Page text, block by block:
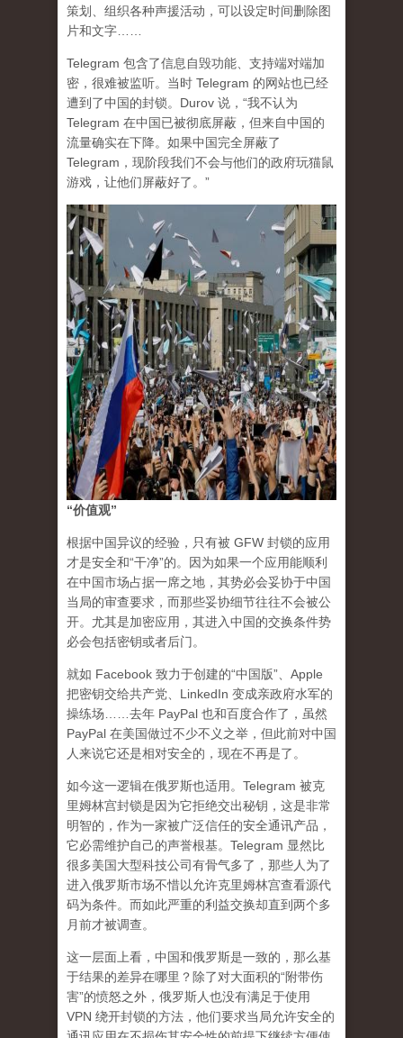
策划、组织各种声援活动，可以设定时间删除图
片和文字……
Telegram 包含了信息自毁功能、支持端对端加
密，很难被监听。当时 Telegram 的网站也已经
遭到了中国的封锁。Durov 说，“我不认为
Telegram 在中国已被彻底屏蔽，但来自中国的
流量确实在下降。如果中国完全屏蔽了
Telegram，现阶段我们不会与他们的政府玩猫鼠
游戏，让他们屏蔽好了。”
“价值观”
根据中国异议的经验，只有被 GFW 封锁的应用
才是安全和“干净”的。因为如果一个应用能顺利
在中国市场占据一席之地，其势必会妥协于中国
当局的审查要求，而那些妥协细节往往不会被公
开。尤其是加密应用，其进入中国的交换条件势
必会包括密钥或者后门。
就如 Facebook 致力于创建的“中国版”、Apple
把密钥交给共产党、LinkedIn 变成亲政府水军的
操练场……去年 PayPal 也和百度合作了，虽然
PayPal 在美国做过不少不义之举，但此前对中国
人来说它还是相对安全的，现在不再是了。
如今这一逻辑在俄罗斯也适用。Telegram 被克
里姆林宫封锁是因为它拒绝交出秘钥，这是非常
明智的，作为一家被广泛信任的安全通讯产品，
它必需维护自己的声誉根基。Telegram 显然比
很多美国大型科技公司有骨气多了，那些人为了
进入俄罗斯市场不惜以允许克里姆林宫查看源代
码为条件。而如此严重的利益交换却直到两个多
月前才被调查。
这一层面上看，中国和俄罗斯是一致的，那么基
于结果的差异在哪里？除了对大面积的“附带伤
害”的愤怒之外，俄罗斯人也没有满足于使用
VPN 绕开封锁的方法，他们要求当局允许安全的